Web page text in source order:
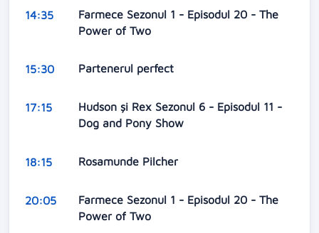
14:35
Farmece Sezonul 1 - Episodul 20 - The
Power of Two
15:30 Partenerul perfect
17:15
Hudson și Rex Sezonul 6 - Episodul 11 -
Dog and Pony Show
18:15 Rosamunde Pilcher
20:05
Farmece Sezonul 1 - Episodul 20 - The
Power of Two